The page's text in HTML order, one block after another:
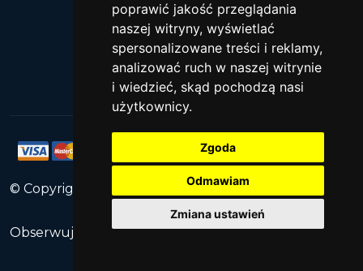
poprawić jakość przeglądania
naszej witryny, wyświetlać
spersonalizowane treści i reklamy,
analizować ruch w naszej witrynie
i wiedzieć, skąd pochodzą nasi
użytkownicy.
Zgoda
Odmawiam
Zmiana ustawień
© Copyright All Rights Reserved.
Obserwuj nas: